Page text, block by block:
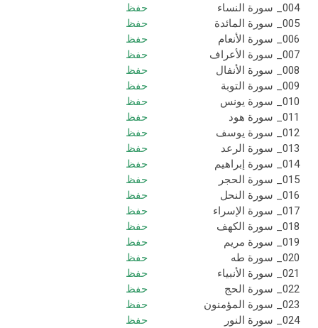
004_ سورة النساء
حفظ
005_ سورة المائدة
حفظ
006_ سورة الأنعام
حفظ
007_ سورة الأعراف
حفظ
008_ سورة الأنفال
حفظ
009_ سورة التوبة
حفظ
010_ سورة يونس
حفظ
011_ سورة هود
حفظ
012_ سورة يوسف
حفظ
013_ سورة الرعد
حفظ
014_ سورة إبراهيم
حفظ
015_ سورة الحجر
حفظ
016_ سورة النحل
حفظ
017_ سورة الإسراء
حفظ
018_ سورة الكهف
حفظ
019_ سورة مريم
حفظ
020_ سورة طه
حفظ
021_ سورة الأنبياء
حفظ
022_ سورة الحج
حفظ
023_ سورة المؤمنون
حفظ
024_ سورة النور
حفظ